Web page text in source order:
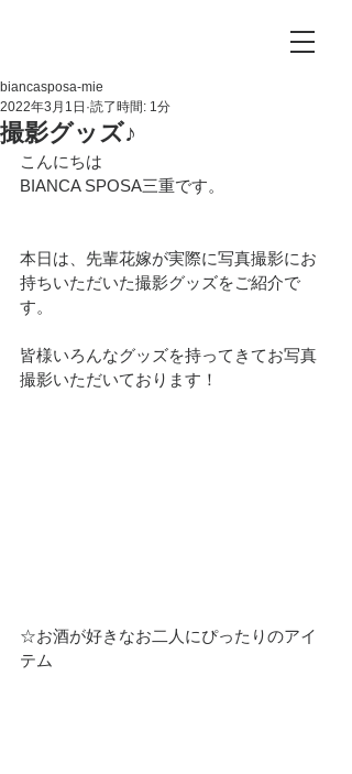
撮影グッズ♪
biancasposa-mie
2022年3月1日 読了時間: 1分
こんにちは
BIANCA SPOSA三重です。
本日は、先輩花嫁が実際に写真撮影にお
持ちいただいた撮影グッズをご紹介で
す。
皆様いろんなグッズを持ってきてお写真
撮影いただいております！
☆お酒が好きなお二人にぴったりのアイ
テム